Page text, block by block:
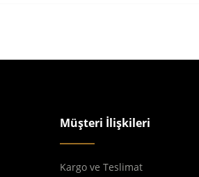
Müşteri İlişkileri
Kargo ve Teslimat